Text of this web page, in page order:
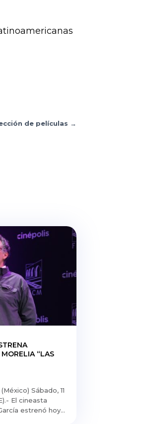
de películas →
“LAS
Sábado, 11
El cineasta
estrenó hoy...